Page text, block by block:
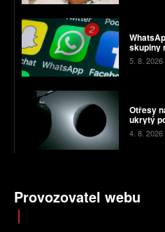
skupiny
5. 8. 2026
Otřesy
ukrytý
4. 8. 2026
Provozovatel webu